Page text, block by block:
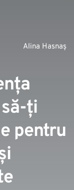
Alina Hasnaș
ți
pentru